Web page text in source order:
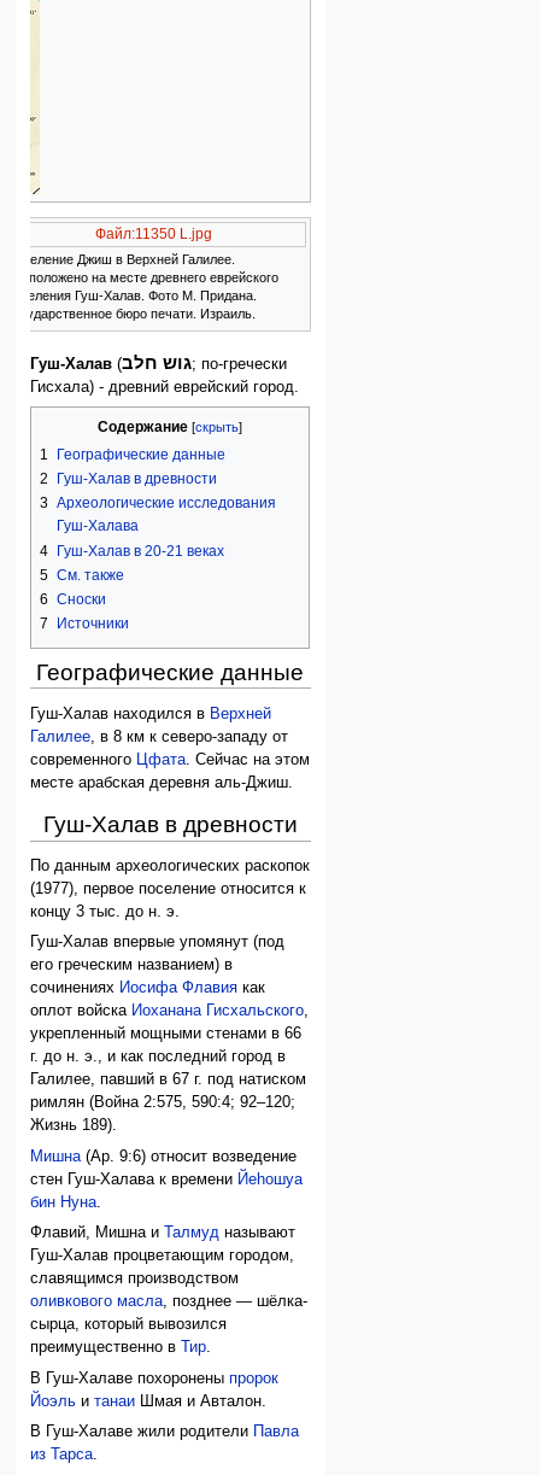
Файл:11350 L.jpg
Поселение Джиш в Верхней Галилее.
Расположено на месте древнего еврейского
поселения Гуш-Халав. Фото М. Придана.
Государственное бюро печати. Израиль.
Гуш-Халав (גוש חלב; по-гречески
Гисхала) - древний еврейский город.
Содержание
1
Географические данные
2
Гуш-Халав в древности
3 Археологические исследования
Гуш-Халава
4 Гуш-Халав в 20-21 веках
5 См. также
6 Сноски
7
Источники
Географические данные
Гуш-Халав находился в Верхней
Галилее , в 8 км к северо-западу от
современного
Цфата . Сейчас на этом
месте арабская деревня аль-Джиш.
Гуш-Халав в древности
По данным археологических раскопок
(1977), первое поселение относится к
концу 3 тыс. до н. э.
Гуш-Халав впервые упомянут (под
его греческим названием) в
сочинениях Иосифа Флавия как
оплот войска Иоханана Гисхальского,
укрепленный мощными стенами в 66
г. до н. э., и как последний город в
Галилее, павший в 67 г. под натиском
римлян (Война 2:575, 590:4; 92–120;
Жизнь 189).
Мишна(Ар. 9:6) относит возведение
стен Гуш-Халава к времени Йеhошуа
бин Нуна.
Флавий, Мишна и
Талмуд называют
Гуш-Халав процветающим городом,
славящимся производством
оливкового масла, позднее — шёлка-
сырца, который вывозился
преимущественно в
Тир.
В Гуш-Халаве похороненыпророк
Йоэль итанаи Шмая и Авталон.
В Гуш-Халаве жили родители Павла
из Тарса.